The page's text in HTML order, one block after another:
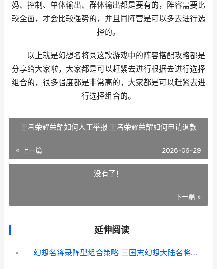
妈、控制、单体输出、群体输出都是要有的，阵容需要比
较全面，才会比较强势的，并且同阵营是可以多去进行选
择的。
以上就是幻想名将录这款游戏中的阵容搭配攻略都是
分享给大家啦，大家都是可以赶紧去进行根据去进行选择
组合的，很多强度都是非常高的，大家都是可以赶紧去进
行选择组合的。
王者荣耀荣耀如何人工举报 王者荣耀荣耀如何申请退款
« 上一篇 2026-06-29
没有了！
下一篇 »
延伸阅读
幻想名将录阵型组合策略 三国志幻想大陆名将历练用刷新吗